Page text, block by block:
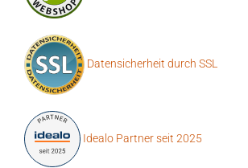
Datensicherheit durch SSL
Idealo Partner seit 2025